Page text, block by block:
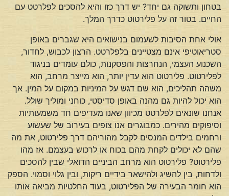
בטחון ותשוקה גם יחד? יש דרך כזו והיא להסכים לפלרטט עם
החיים. בטור זה על פלירטוט כדרך המלך.
אולי אחת הסיבות לשעמום בנישואים היא שגברים באופן
סטריאוטיפי אינם מצטיינים בלפלרטט. הרצון לכבוש, לחדור,
השכנוע העצמי, הנחרצות והפסקנות, כולם עומדים בניגוד
לפלירטוט. פלירטוט הוא עדין יותר, הוא מייצר מרחב, הוא
משהה תהליכים, הוא שם דגש על המיניות במקום על המין. אך
הוא יכול להיות גם מהנה באופן סדיסטי, כוחני ומוליך שולל.
אנחנו שונאים לפלרטט מכיוון שאנו מעדיפים חד משמעותיות
וסיפוקים מהירים. כמבוגרים אנו צופים בעירוב של שעשוע
ורחמים בילדים המנסים לקבל מהוריהם דרך פלירטוט, את מה
שהם לא יכולים לקחת מהם בכוח או לרכוש בעצמם. אז מהו
פלירטוט? פלירטוט הוא מרחב הביניים הדואלי שבין להסכים
ולדחות, בין להשיג ולהישאר בידיים ריקות, ובין גלוי וסמוי. הספק
הוא חומר הבעירה של הפלירטוט, בעוד החלטיות מביאה אותו